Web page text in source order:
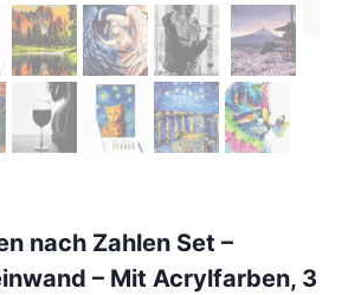
nach Zahlen Set –
– Mit Acrylfarben, 3